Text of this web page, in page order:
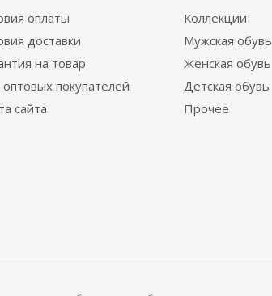
оплаты
доставки
на товар
покупателей
сайта
Коллекции
Мужская обувь
Женская обувь
Детская обувь
Прочее